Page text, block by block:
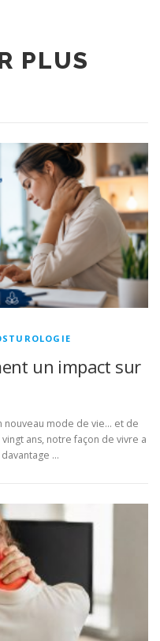
PLUS
un impact sur
nouveau mode de vie… et de
ans, notre façon de vivre a
…